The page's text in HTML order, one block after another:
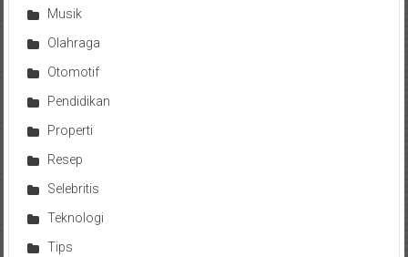
Musik
Olahraga
Otomotif
Pendidikan
Properti
Resep
Selebritis
Teknologi
Tips